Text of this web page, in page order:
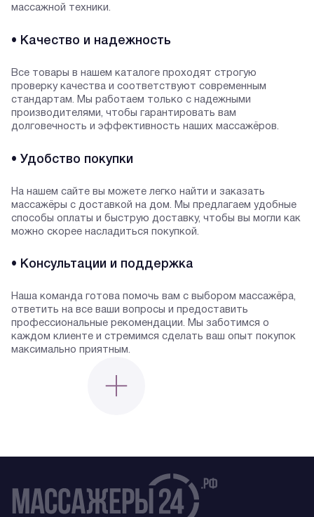
массажной техники.
• Качество и надежность
Все товары в нашем каталоге проходят строгую
проверку качества и соответствуют современным
стандартам. Мы работаем только с надежными
производителями, чтобы гарантировать вам
долговечность и эффективность наших массажёров.
• Удобство покупки
На нашем сайте вы можете легко найти и заказать
массажёры с доставкой на дом. Мы предлагаем удобные
способы оплаты и быструю доставку, чтобы вы могли как
можно скорее насладиться покупкой.
• Консультации и поддержка
Наша команда готова помочь вам с выбором массажёра,
ответить на все ваши вопросы и предоставить
профессиональные рекомендации. Мы заботимся о
каждом клиенте и стремимся сделать ваш опыт покупок
максимально приятным.